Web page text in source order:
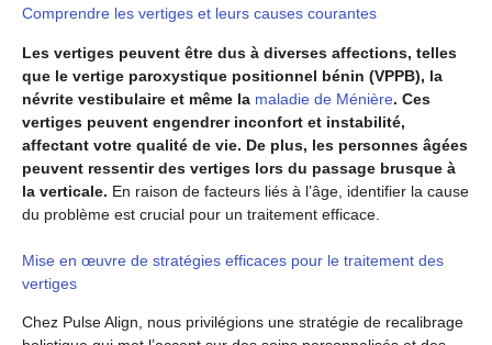
Comprendre les vertiges et leurs causes courantes
Les vertiges peuvent être dus à diverses affections, telles
que le vertige paroxystique positionnel bénin (VPPB), la
névrite vestibulaire et même la maladie de Ménière. Ces
vertiges peuvent engendrer inconfort et instabilité,
affectant votre qualité de vie. De plus, les personnes âgées
peuvent ressentir des vertiges lors du passage brusque à
la verticale. En raison de facteurs liés à l’âge, identifier la cause
du problème est crucial pour un traitement efficace.
Mise en œuvre de stratégies efficaces pour le traitement des
vertiges
Chez Pulse Align, nous privilégions une stratégie de recalibrage